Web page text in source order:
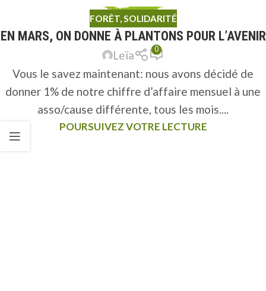
FORÊT,SOLIDARITÉ
EN MARS, ON DONNE À PLANTONS POUR L’AVENIR
Leïa 0
Vous le savez maintenant: nous avons décidé de
donner 1% de notre chiffre d’affaire mensuel à une
asso/cause différente, tous les mois....
POURSUIVEZ VOTRE LECTURE